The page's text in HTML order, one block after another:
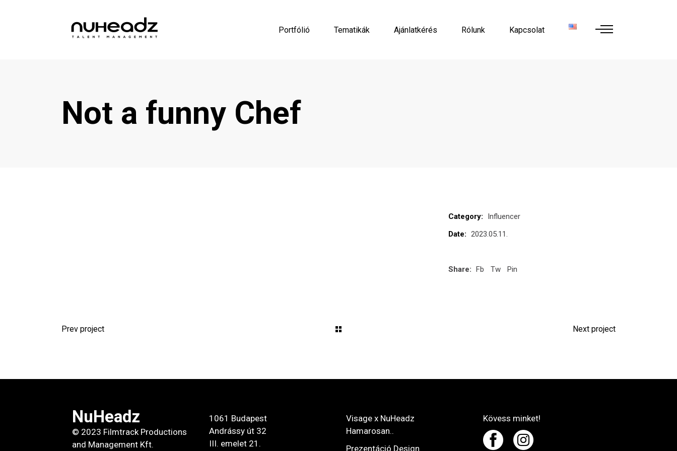
Portfólió Tematikák Ajánlatkérés Rólunk Kapcsolat
Not a funny Chef
Category:
Influencer
Date: 2023.05.11.
Share: Fb Tw Pin
Prev project Next project
NuHeadz
© 2023 Filmtrack Productions
and Management Kft.
1061 Budapest
Andrássy út 32
III. emelet 21.
Visage x NuHeadz
Hamarosan..
Prezentáció Design
Kövess minket!